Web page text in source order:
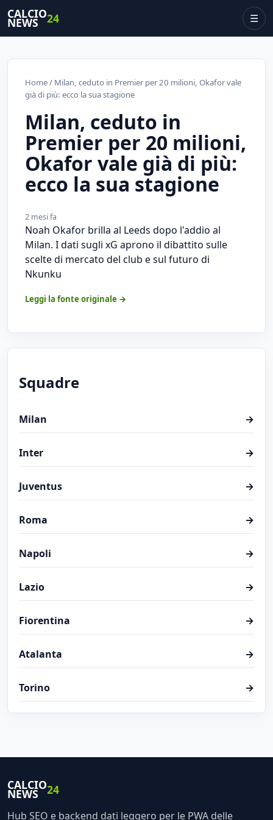
CALCIO
NEWS 24 ☰
Home/ Milan, ceduto in Premier per 20 milioni, Okafor vale
già di più: ecco la sua stagione
Milan, ceduto in
Premier per 20 milioni,
Okafor vale già di più:
ecco la sua stagione
2 mesi fa
Noah Okafor brilla al Leeds dopo l'addio al
Milan. I dati sugli xG aprono il dibattito sulle
scelte di mercato del club e sul futuro di
Nkunku
Leggi la fonte originale →
Squadre
Milan →
Inter →
Juventus →
Roma →
Napoli →
Lazio →
Fiorentina →
Atalanta →
Torino →
CALCIO
NEWS 24
Hub SEO e backend dati leggero per le PWA delle